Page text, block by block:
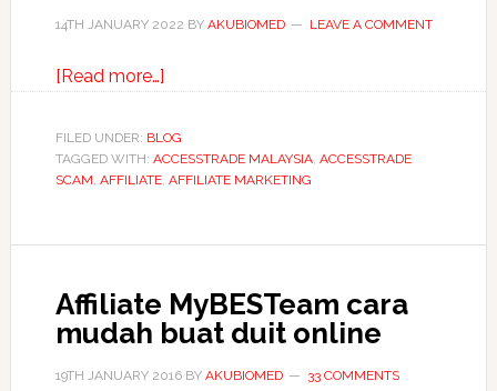
14TH JANUARY 2022 BY AKUBIOMED LEAVE A COMMENT
[Read more…]about
Out
For
The
Scams
Misuse
ACCESSTRADE’s
FILED UNDER: BLOG
TAGGED WITH: ACCESSTRADE MALAYSIA, ACCESSTRADE
SCAM, AFFILIATE, AFFILIATE MARKETING
Affiliate MyBESTeam cara
mudah buat duit online
19TH JANUARY 2016BY AKUBIOMED 33 COMMENTS